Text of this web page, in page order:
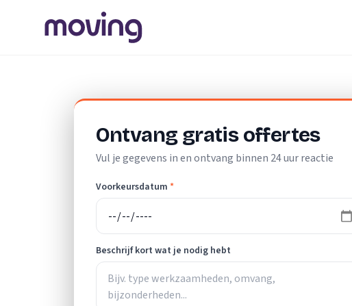
Ontvang gratis offertes
Vul je gegevens in en ontvang binnen 24 uur reactie
Voorkeursdatum *
Beschrijf kort wat je nodig hebt